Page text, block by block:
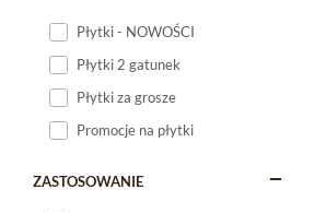
Płytki - NOWOŚCI
Płytki 2 gatunek
Płytki za grosze
Promocje na płytki
ZASTOSOWANIE